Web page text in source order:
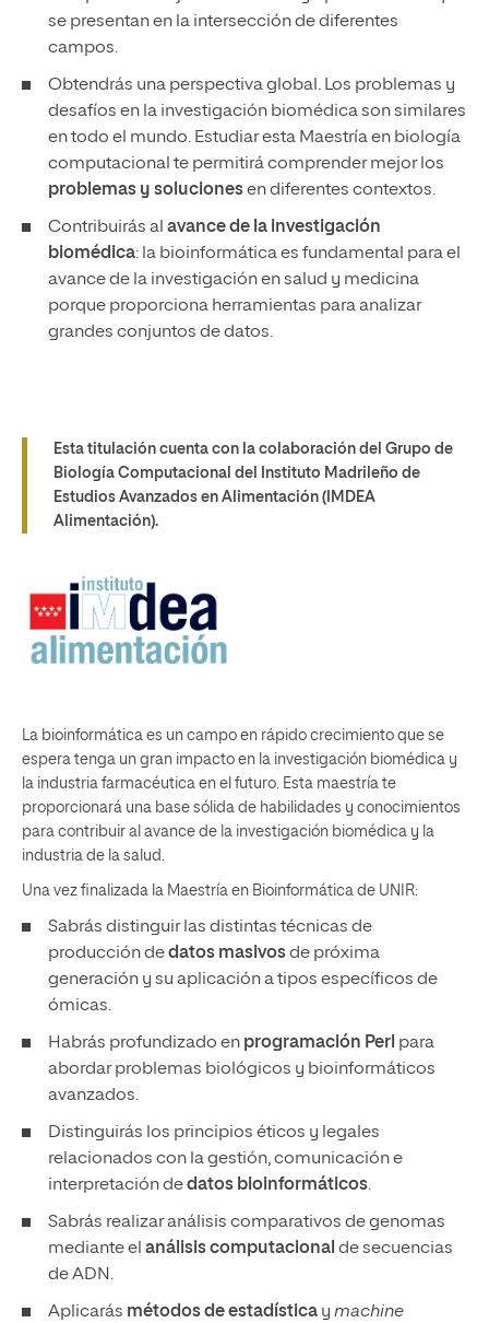
se presentan en la intersección de diferentes
campos.
Obtendrás una perspectiva global. Los problemas y
desafíos en la investigación biomédica son similares
en todo el mundo. Estudiar esta Maestría en biología
computacional te permitirá comprender mejor los
problemas y solucionesen diferentes contextos.
Contribuirás al avance de la investigación
biomédica: la bioinformática es fundamental para el
avance de la investigación en salud y medicina
porque proporciona herramientas para analizar
grandes conjuntos de datos.
Esta titulación cuenta con la colaboración del Grupo de
Biología Computacional del Instituto Madrileño de
Estudios Avanzados en Alimentación (IMDEA
Alimentación).
La bioinformática es un campo en rápido crecimiento que se
espera tenga un gran impacto en la investigación biomédica y
la industria farmacéutica en el futuro. Esta maestría te
proporcionará una base sólida de habilidades y conocimientos
para contribuir al avance de la investigación biomédica y la
industria de la salud.
Una vez finalizada la Maestría en Bioinformática de UNIR:
Sabrás distinguir las distintas técnicas de
producción dedatos masivosde próxima
generación y su aplicación a tipos específicos de
ómicas.
Habrás profundizado en programación Perl para
abordar problemas biológicos y bioinformáticos
avanzados.
Distinguirás los principios éticos y legales
relacionados con la gestión, comunicación e
interpretación dedatos bioinformáticos.
Sabrás realizar análisis comparativos de genomas
mediante el análisis computacional de secuencias
de ADN.
Aplicarás métodos de estadística y machine